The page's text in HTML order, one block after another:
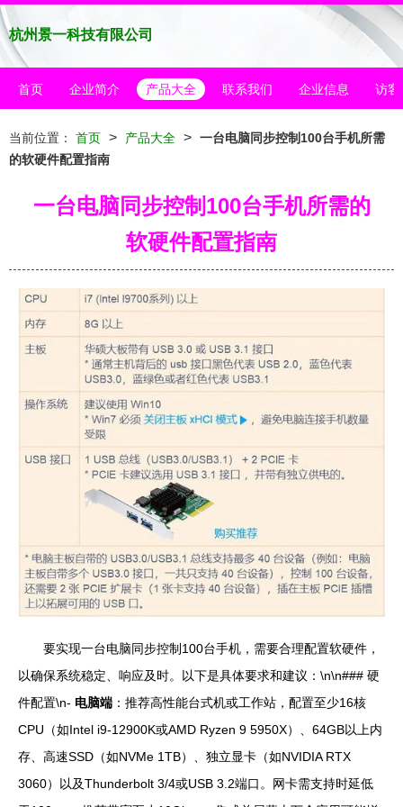
杭州景一科技有限公司
首页 企业简介 产品大全 联系我们 企业信息 访客
当前位置： 首页 > 产品大全 > 一台电脑同步控制100台手机所需
的软硬件配置指南
一台电脑同步控制100台手机所需的
软硬件配置指南
要实现一台电脑同步控制100台手机，需要合理配置软硬件，
以确保系统稳定、响应及时。以下是具体要求和建议：\n\n### 硬
件配置\n- 电脑端 ：推荐高性能台式机或工作站，配置至少16核
CPU（如Intel i9-12900K或AMD Ryzen 9 5950X）、64GB以上内
存、高速SSD（如NVMe 1TB）、独立显卡（如NVIDIA RTX
3060）以及Thunderbolt 3/4或USB 3.2端口。网卡需支持时延低